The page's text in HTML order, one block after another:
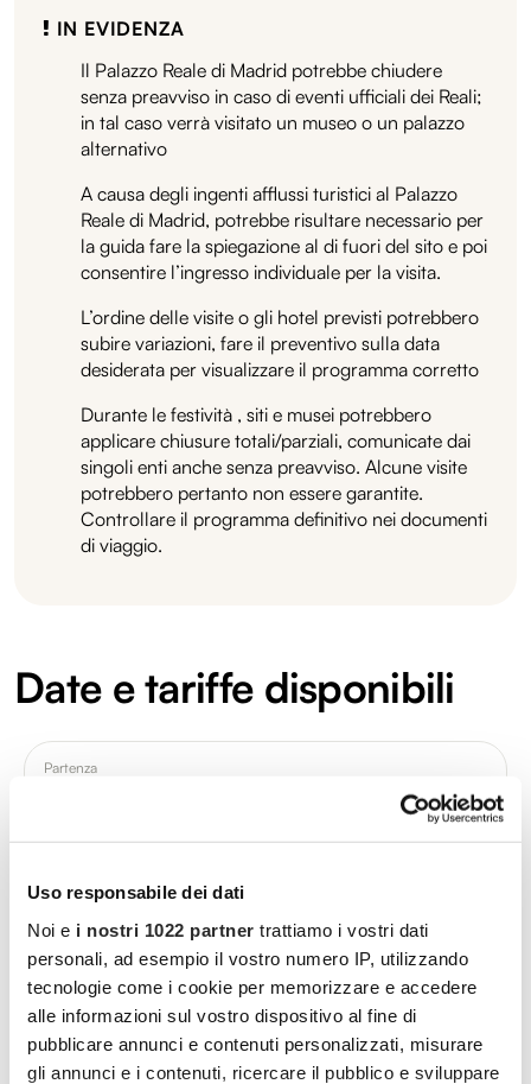
Uso responsabile dei dati
Noi e i nostri 1022 partner trattiamo i vostri dati
personali, ad esempio il vostro numero IP, utilizzando
tecnologie come i cookie per memorizzare e accedere
alle informazioni sul vostro dispositivo al fine di
pubblicare annunci e contenuti personalizzati, misurare
gli annunci e i contenuti, ricercare il pubblico e sviluppare
IN EVIDENZA
Il Palazzo Reale di Madrid potrebbe chiudere
senza preavviso in caso di eventi ufficiali dei Reali;
in tal caso verrà visitato un museo o un palazzo
alternativo
A causa degli ingenti afflussi turistici al Palazzo
Reale di Madrid, potrebbe risultare necessario per
la guida fare la spiegazione al di fuori del sito e poi
consentire l’ingresso individuale per la visita.
L’ordine delle visite o gli hotel previsti potrebbero
subire variazioni, fare il preventivo sulla data
desiderata per visualizzare il programma corretto
Durante le festività , siti e musei potrebbero
applicare chiusure totali/parziali, comunicate dai
singoli enti anche senza preavviso. Alcune visite
potrebbero pertanto non essere garantite.
Controllare il programma definitivo nei documenti
di viaggio.
Date e tariffe disponibili
Partenza
Itinerario